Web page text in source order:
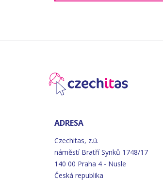
ADRESA
Czechitas, z.ú.
náměstí Bratří Synků 1748/17
140 00 Praha 4 - Nusle
Česká republika